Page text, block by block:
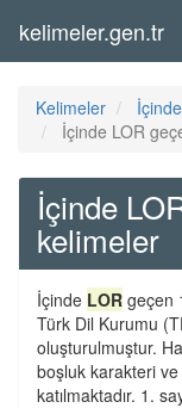
kelimeler.gen.tr
Kelimeler
İçinde LOR
İçinde
kelimeler
İçinde LOR geçen
Türk Dil Kurumu
oluşturulmuştur.
boşluk karakteri
katılmaktadır. 1.